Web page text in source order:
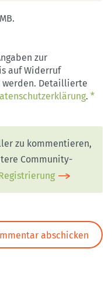
zur
auf Widerruf
Detaillierte
. *
zu kommentieren,
Community-